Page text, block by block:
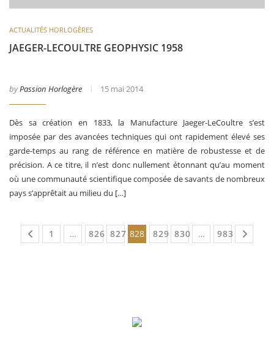
ACTUALITÉS HORLOGÈRES
JAEGER-LECOULTRE GEOPHYSIC 1958
byPassion Horlogère 15 mai 2014
Dès sa création en 1833, la Manufacture Jaeger-LeCoultre s’est
imposée par des avancées techniques qui ont rapidement élevé ses
garde-temps au rang de référence en matière de robustesse et de
précision. A ce titre, il n’est donc nullement étonnant qu’au moment
où une communauté scientifique composée de savants de nombreux
pays s’apprêtait au milieu du […]
1 … 826 827 828 829 830 … 983